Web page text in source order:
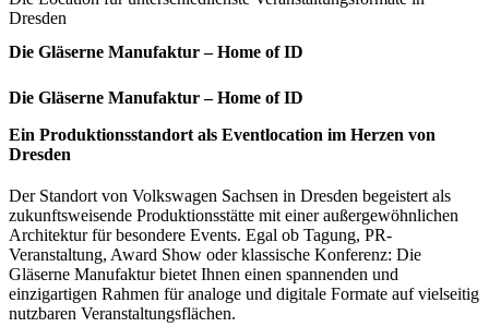
Dresden
Die Gläserne Manufaktur – Home of ID
Die Gläserne Manufaktur – Home of ID
Ein Produktionsstandort als Eventlocation im Herzen von
Dresden
Der Standort von Volkswagen Sachsen in Dresden begeistert als
zukunftsweisende Produktionsstätte mit einer außergewöhnlichen
Architektur für besondere Events. Egal ob Tagung, PR-
Veranstaltung, Award Show oder klassische Konferenz: Die
Gläserne Manufaktur bietet Ihnen einen spannenden und
einzigartigen Rahmen für analoge und digitale Formate auf vielseitig
nutzbaren Veranstaltungsflächen.